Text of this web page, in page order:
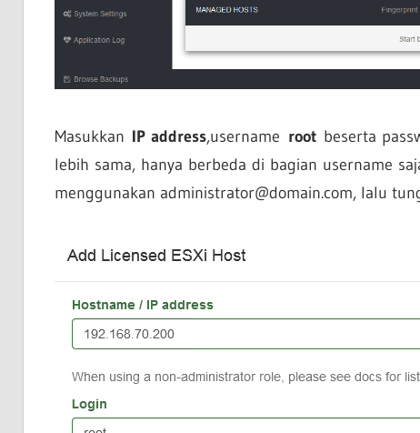
Masukkan IP address,username root beserta
lebih sama, hanya berbeda di bagian username
menggunakan administrator@domain.com, lalu